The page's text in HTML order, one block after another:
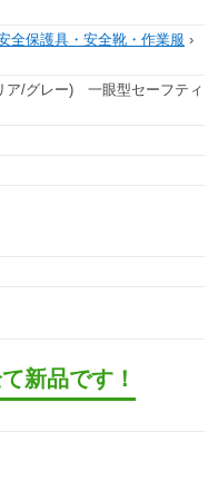
全保護具・安全靴・作業服 ›
ア/グレー) 一眼型セーフティ
新品です！